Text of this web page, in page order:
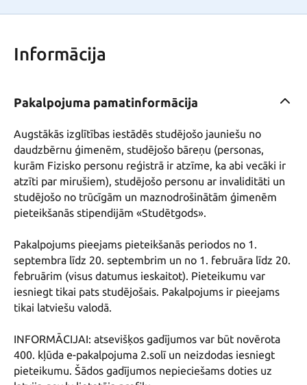
Informācija
Pakalpojuma pamatinformācija
Augstākās izglītības iestādēs studējošo jauniešu no
daudzbērnu ģimenēm, studējošo bāreņu (personas,
kurām Fizisko personu reģistrā ir atzīme, ka abi vecāki ir
atzīti par mirušiem), studējošo personu ar invaliditāti un
studējošo no trūcīgām un maznodrošinātām ģimenēm
pieteikšanās stipendijām «Studētgods».
Pakalpojums pieejams pieteikšanās periodos no 1.
septembra līdz 20. septembrim un no 1. februāra līdz 20.
februārim (visus datumus ieskaitot). Pieteikumu var
iesniegt tikai pats studējošais. Pakalpojums ir pieejams
tikai latviešu valodā.
INFORMĀCIJAI: atsevišķos gadījumos var būt novērota
400. kļūda e-pakalpojuma 2.solī un neizdodas iesniegt
pieteikumu. Šādos gadījumos nepieciešams doties uz